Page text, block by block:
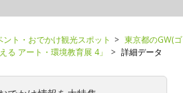
ト・おでかけ観光スポット
東京都のGW(
る アート・環境教育展 4」 詳細データ